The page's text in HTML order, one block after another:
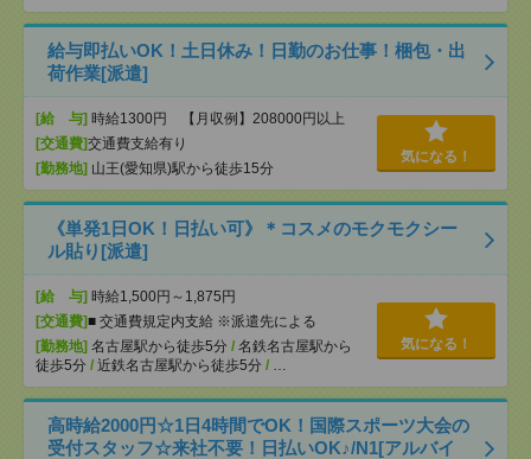
給与即払いOK！土日休み！日勤のお仕事！梱包・出
荷作業[派遣]
[給 与] 時給1300円 【月収例】208000円以上
[交通費]交通費支給有り
[勤務地] 山王(愛知県)駅から徒歩15分
気になる！
《単発1日OK！日払い可》＊コスメのモクモクシー
ル貼り[派遣]
[給 与] 時給1,500円～1,875円
[交通費]■ 交通費規定内支給 ※派遣先による
[勤務地] 名古屋駅から徒歩5分 / 名鉄名古屋駅から
徒歩5分 / 近鉄名古屋駅から徒歩5分 / …
気になる！
高時給2000円☆1日4時間でOK！国際スポーツ大会の
受付スタッフ☆来社不要！日払いOK♪/N1[アルバイ